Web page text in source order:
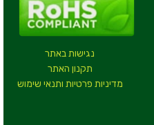
נגישות באתר
תקנון האתר
מדיניות פרטיות ותנאי שימוש